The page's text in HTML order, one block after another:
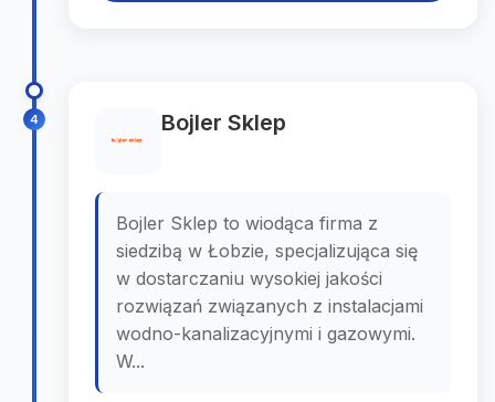
4 Bojler Sklep
Bojler Sklep to wiodąca firma z
siedzibą w Łobzie, specjalizująca się
w dostarczaniu wysokiej jakości
rozwiązań związanych z instalacjami
wodno-kanalizacyjnymi i gazowymi.
W...